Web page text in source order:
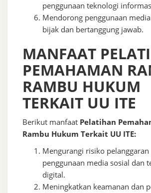
penggunaan teknologi
Mendorong penggunaan
bijak dan bertanggung jawab.
MANFAAT
PEMAHAMAN
RAMBU HUKUM
TERKAIT UU ITE
Berikut manfaat Pelatihan
Rambu Hukum Terkait UU ITE:
Mengurangi risiko
penggunaan media sosial dan
digital.
Meningkatkan keamanan dan